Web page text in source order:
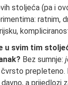
stoljeća (pa i
rat­nim,
u svim tim
Bez sumnje:
a prijedlozi